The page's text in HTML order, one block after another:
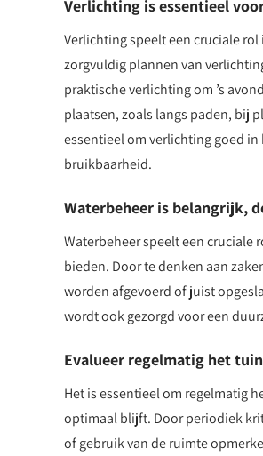
Verlichting is essentieel
Verlichting speelt een cruciale
zorgvuldig plannen van
praktische verlichting om ’s
plaatsen, zoals langs paden, bij
essentieel om verlichting goed
bruikbaarheid.
Waterbeheer is belangrijk,
Waterbeheer speelt een
bieden. Door te denken aan
worden afgevoerd of juist
wordt ook gezorgd voor een
Evalueer regelmatig het
Het is essentieel om regelmatig
optimaal blijft. Door periodiek
of gebruik van de ruimte